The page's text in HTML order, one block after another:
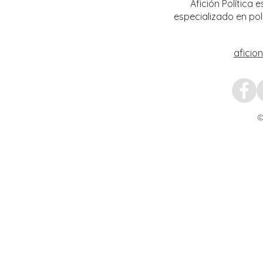
Afición Política
especializado en